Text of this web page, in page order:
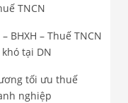
TNCN
BHXH – Thuế TNCN
tại DN
tối ưu thuế
nghiệp